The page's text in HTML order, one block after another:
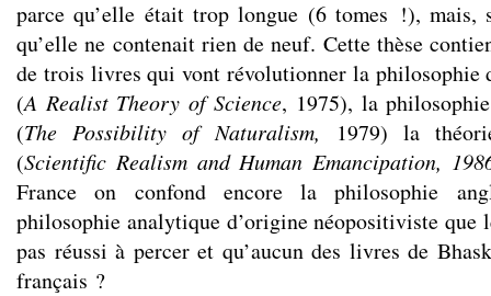
parce qu’elle était trop longue (6 tomes !), mais,
qu’elle ne contenait rien de neuf. Cette thèse
de trois livres qui vont révolutionner la philosophie
(A Realist Theory of Science, 1975), la
(The Possibility of Naturalism, 1979) la
(Scientific Realism and Human Emancipation,
France on confond encore la philosophie
philosophie analytique d’origine néopositiviste que
pas réussi à percer et qu’aucun des livres de
français ?